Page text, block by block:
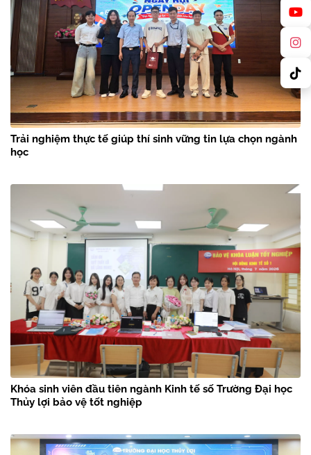
Trải nghiệm thực tế giúp thí sinh vững tin lựa chọn ngành
học
Khóa sinh viên đầu tiên ngành Kinh tế số Trường Đại học
Thủy lợi bảo vệ tốt nghiệp